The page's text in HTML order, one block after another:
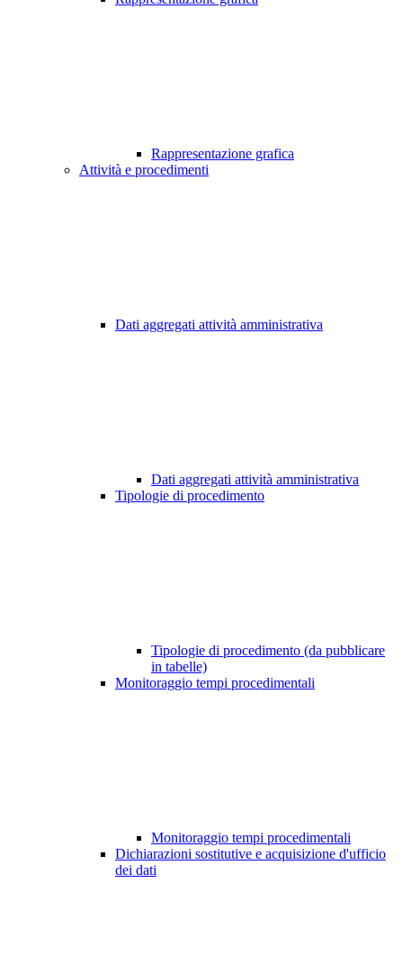
Rappresentazione grafica
Attività e procedimenti
Dati aggregati attività amministrativa
Dati aggregati attività amministrativa
Tipologie di procedimento
Tipologie di procedimento (da pubblicare
in tabelle)
Monitoraggio tempi procedimentali
Monitoraggio tempi procedimentali
Dichiarazioni sostitutive e acquisizione d'ufficio
dei dati